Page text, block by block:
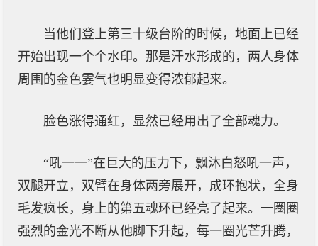
当他们登上第三十级台阶的时候，地面上已经
开始出现一个个水印。那是汗水形成的，两人身体
周围的金色霎气也明显变得浓郁起来。
脸色涨得通红，显然已经用出了全部魂力。
“吼一一”在巨大的压力下，飘沐白怒吼一声，
双腿开立，双臂在身体两旁展开，成环抱状，全身
毛发疯长，身上的第五魂环已经亮了起来。一圈圈
强烈的金光不断从他脚下升起，每一圈光芒升腾，